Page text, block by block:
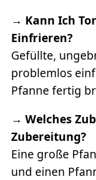
→ Kann Ich
Einfrieren?
Gefüllte,
problemlos
Pfanne fertig
→Welches
Zubereitung?
Eine große
und einen